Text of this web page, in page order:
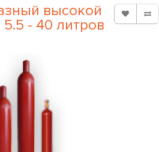
высокой
- 40 литров